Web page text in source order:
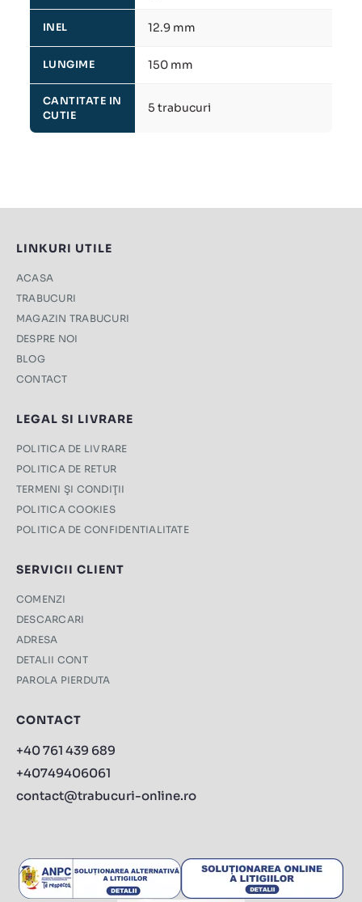
INEL 12.9 mm
LUNGIME 150 mm
CANTITATE IN
CUTIE
5 trabucuri
LINKURI UTILE
ACASA
TRABUCURI
MAGAZIN TRABUCURI
DESPRE NOI
BLOG
CONTACT
LEGAL SI LIVRARE
POLITICA DE LIVRARE
POLITICA DE RETUR
TERMENI ŞI CONDIŢII
POLITICA COOKIES
POLITICA DE CONFIDENTIALITATE
SERVICII CLIENT
COMENZI
DESCARCARI
ADRESA
DETALII CONT
PAROLA PIERDUTA
CONTACT
+40 761 439 689
+40749406061
contact@trabucuri-online.ro